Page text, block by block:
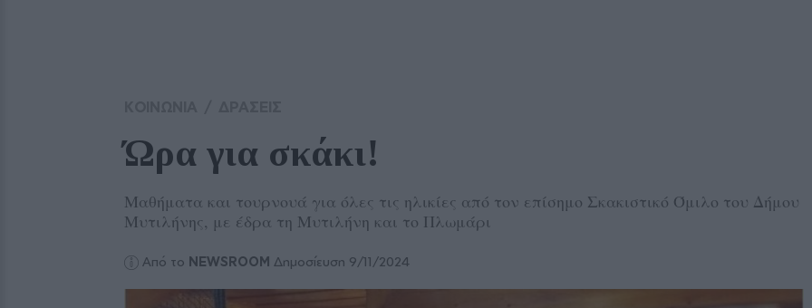
Ώρα για σκάκι!
Μαθήματα και τουρνουά για όλες τις ηλικίες από τον επίσημο Σκακιστικό Όμιλο του Δήμου
Μυτιλήνης, με έδρα τη Μυτιλήνη και το Πλωμάρι
Από το NEWSROOM Δημοσίευση 9/11/2024